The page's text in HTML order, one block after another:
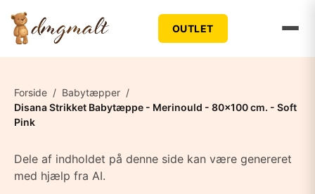
OUTLET
Forside / Babytæpper /
Disana Strikket Babytæppe - Merinould - 80x100 cm. - Soft
Pink
Dele af indholdet på denne side kan være genereret
med hjælp fra AI.